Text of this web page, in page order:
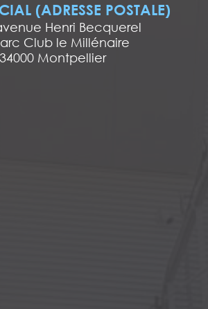
(ADRESSE POSTALE)
Henri Becquerel
Club le Millénaire
34000 Montpellier